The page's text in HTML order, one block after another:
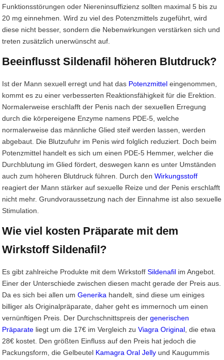
Funktionsstörungen oder Niereninsuffizienz sollten maximal 5 bis zu
20 mg einnehmen. Wird zu viel des Potenzmittels zugeführt, wird
diese nicht besser, sondern die Nebenwirkungen verstärken sich und
treten zusätzlich unerwünscht auf.
Beeinflusst Sildenafil höheren Blutdruck?
Ist der Mann sexuell erregt und hat das Potenzmittel eingenommen,
kommt es zu einer verbesserten Reaktionsfähigkeit für die Erektion.
Normalerweise erschlafft der Penis nach der sexuellen Erregung
durch die körpereigene Enzyme namens PDE-5, welche
normalerweise das männliche Glied steif werden lassen, werden
abgebaut. Die Blutzufuhr im Penis wird folglich reduziert. Doch beim
Potenzmittel handelt es sich um einen PDE-5 Hemmer, welcher die
Durchblutung im Glied fördert, deswegen kann es unter Umständen
auch zum höheren Blutdruck führen. Durch denWirkungsstoff
reagiert der Mann stärker auf sexuelle Reize und der Penis erschlafft
nicht mehr. Grundvoraussetzung nach der Einnahme ist also sexuelle
Stimulation.
Wie viel kosten Präparate mit dem
Wirkstoff Sildenafil?
Es gibt zahlreiche Produkte mit dem WirkstoffSildenafil im Angebot.
Einer der Unterschiede zwischen diesen macht gerade der Preis aus.
Da es sich bei allen umGenerika handelt, sind diese um einiges
billiger als Originalpräparate, daher geht es immernoch um einen
vernünftigen Preis. Der Durchschnittspreis dergenerischen
Präparate liegt um die 17€ im Vergleich zu Viagra Original , die etwa
28€ kostet. Den größten Einfluss auf den Preis hat jedoch die
Packungsform, die Gelbeutel Kamagra Oral Jelly und Kaugummis